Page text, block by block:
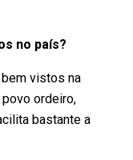
no país?
vistos na
ordeiro,
bastante a